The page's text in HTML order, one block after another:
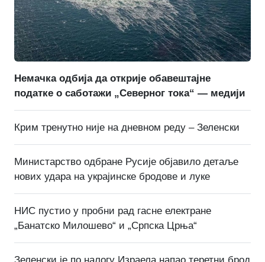
Немачка одбија да открије обавештајне
податке о саботажи „Северног тока“ — медији
Крим тренутно није на дневном реду – Зеленски
Министарство одбране Русије објавило детаље
нових удара на украјинске бродове и луке
НИС пустио у пробни рад гасне електране
„Банатско Милошево“ и „Српска Црња“